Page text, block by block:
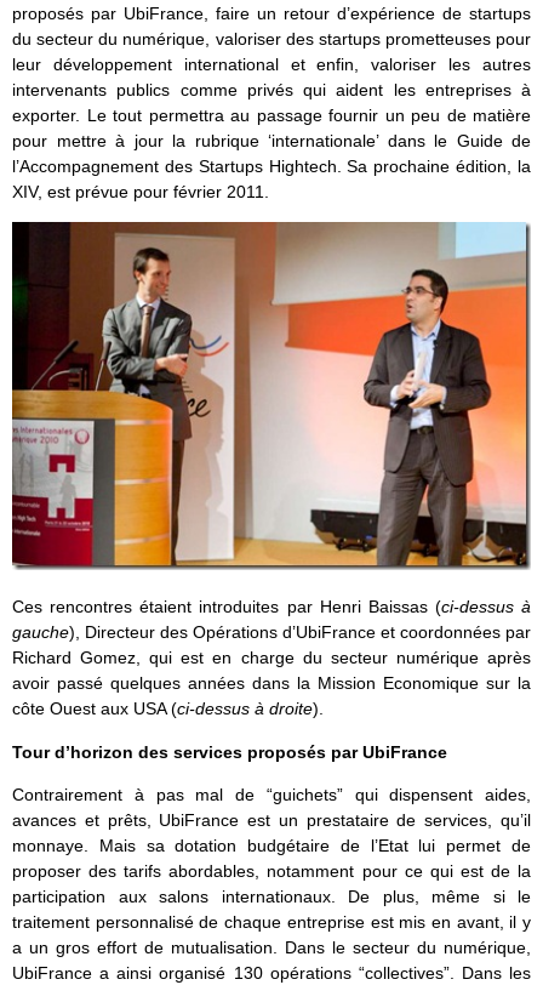
proposés par UbiFrance, faire un retour d’expérience de startups
du secteur du numérique, valoriser des startups prometteuses pour
leur développement international et enfin, valoriser les autres
intervenants publics comme privés qui aident les entreprises à
exporter. Le tout permettra au passage fournir un peu de matière
pour mettre à jour la rubrique ‘internationale’ dans le Guide de
l’Accompagnement des Startups Hightech. Sa prochaine édition, la
XIV, est prévue pour février 2011.
Ces rencontres étaient introduites par Henri Baissas (ci-dessus à
gauche), Directeur des Opérations d’UbiFrance et coordonnées par
Richard Gomez, qui est en charge du secteur numérique après
avoir passé quelques années dans la Mission Economique sur la
côte Ouest aux USA (ci-dessus à droite).
Tour d’horizon des services proposés par UbiFrance
Contrairement à pas mal de “guichets” qui dispensent aides,
avances et prêts, UbiFrance est un prestataire de services, qu’il
monnaye. Mais sa dotation budgétaire de l’Etat lui permet de
proposer des tarifs abordables, notamment pour ce qui est de la
participation aux salons internationaux. De plus, même si le
traitement personnalisé de chaque entreprise est mis en avant, il y
a un gros effort de mutualisation. Dans le secteur du numérique,
UbiFrance a ainsi organisé 130 opérations “collectives”. Dans les